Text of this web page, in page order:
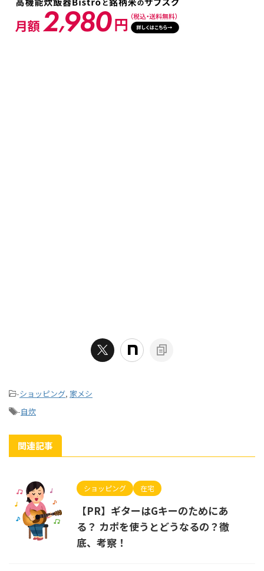
-ショッピング, 家メシ
-自炊
関連記事
ショッピング 在宅
【PR】ギターはGキーのためにあ
る？ カポを使うとどうなるの？徹
底、考察！